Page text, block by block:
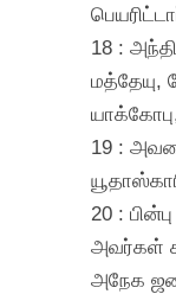
18 :
மத்தேயு,
19 :
20 :
அவர்கள்
அநேக